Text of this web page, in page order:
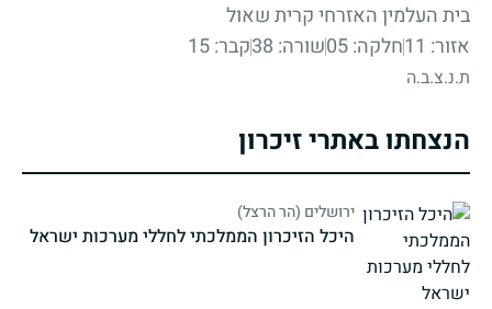
בית העלמין האזרחי קרית שאול
אזור: 11
חלקה: 05 שורה: 38 קבר: 15
ת.נ.צ.ב.ה
הנצחתו באתרי זיכרון
ירושלים (הר הרצל)
היכל הזיכרון הממלכתי לחללי מערכות ישראל